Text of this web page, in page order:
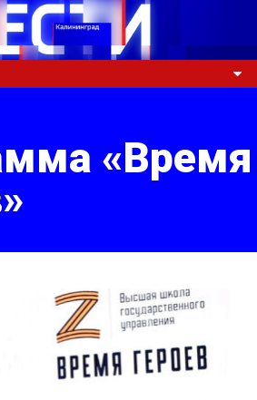
«Время